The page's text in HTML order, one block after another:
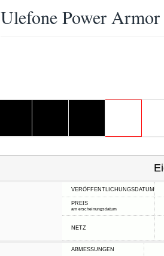
Ulefone Power
VERÖFFENTLICHUNGSDATUM
PREIS
am erscheinungsdatum
NETZ
ABMESSUNGEN